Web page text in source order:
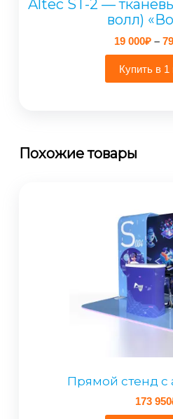
Altec ST-2 —
волл)
19 000₽ –
Купить в 1
Похожие товары
Прямой стенд с
173 950